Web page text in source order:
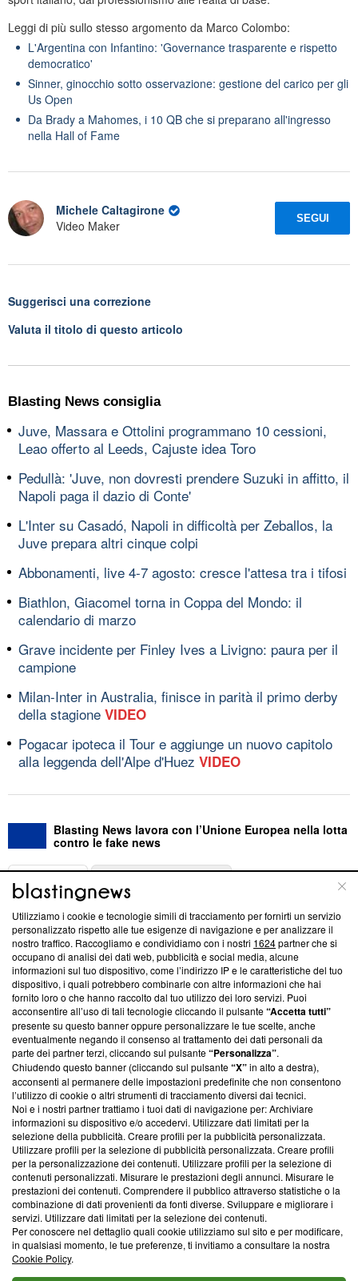
Leggi di più sullo stesso argomento da Marco Colombo:
L'Argentina con Infantino: 'Governance trasparente e rispetto
democratico'
Sinner, ginocchio sotto osservazione: gestione del carico per gli
Us Open
Da Brady a Mahomes, i 10 QB che si preparano all'ingresso
nella Hall of Fame
Michele Caltagirone
Video Maker
SEGUI
Suggerisci una correzione
Valuta il titolo di questo articolo
Blasting News consiglia
Juve, Massara e Ottolini programmano 10 cessioni,
Leao offerto al Leeds, Cajuste idea Toro
Pedullà: 'Juve, non dovresti prendere Suzuki in affitto, il
Napoli paga il dazio di Conte'
L'Inter su Casadó, Napoli in difficoltà per Zeballos, la
Juve prepara altri cinque colpi
Abbonamenti, live 4-7 agosto: cresce l'attesa tra i tifosi
Biathlon, Giacomel torna in Coppa del Mondo: il
calendario di marzo
Grave incidente per Finley Ives a Livigno: paura per il
campione
Milan-Inter in Australia, finisce in parità il primo derby
della stagione VIDEO
Pogacar ipoteca il Tour e aggiunge un nuovo capitolo
alla leggenda dell'Alpe d'Huez VIDEO
Blasting News lavora con l’Unione Europea nella lotta
contro le fake news
ABOUT
Questa sezione offre informazioni trasparenti su Blasting
News, sui nostri processi editoriali e su come ci impegniamo a
creare news di qualità. Inoltre, afferma la nostra aderenza a
‘Trust Project - News with Integrity’Blasting News non è
ancora membro del programma, ma ha richiesto di farne
parte; Trust Project non ha ancora effettuato una verifica di
conformità agli standard.
Su di noi
Team editoriale
Corporate
Redazione
Informativa Privacy
Cookie Policy
Blasting SA, IDI CHE-247.845.224, Via Carlo Frasca, 3 - 6900
Lugano (Svizzera) Tel:+39 0690258937
© 2026 Blasting News
Utilizziamo i cookie e tecnologie simili di tracciamento per fornirti un servizio
personalizzato rispetto alle tue esigenze di navigazione e per analizzare il
nostro traffico. Raccogliamo e condividiamo con i nostri 1624partner che si
occupano di analisi dei dati web, pubblicità e social media, alcune
informazioni sul tuo dispositivo, come l’indirizzo IP e le caratteristiche del tuo
dispositivo, i quali potrebbero combinarle con altre informazioni che hai
fornito loro o che hanno raccolto dal tuo utilizzo dei loro servizi. Puoi
acconsentire all’uso di tali tecnologie cliccando il pulsante“Accetta tutti”
presente su questo banner oppure personalizzare le tue scelte, anche
eventualmente negando il consenso al trattamento dei dati personali da
parte dei partner terzi, cliccando sul pulsante“Personalizza”.
Chiudendo questo banner (cliccando sul pulsante“X”in alto a destra),
acconsenti al permanere delle impostazioni predefinite che non consentono
l’utilizzo di cookie o altri strumenti di tracciamento diversi dai tecnici.
Noi e i nostri partner trattiamo i tuoi dati di navigazione per: Archiviare
informazioni su dispositivo e/o accedervi. Utilizzare dati limitati per la
selezione della pubblicità. Creare profili per la pubblicità personalizzata.
Utilizzare profili per la selezione di pubblicità personalizzata. Creare profili
per la personalizzazione dei contenuti. Utilizzare profili per la selezione di
contenuti personalizzati. Misurare le prestazioni degli annunci. Misurare le
prestazioni dei contenuti. Comprendere il pubblico attraverso statistiche o la
combinazione di dati provenienti da fonti diverse. Sviluppare e migliorare i
servizi. Utilizzare dati limitati per la selezione dei contenuti.
Per conoscere nel dettaglio quali cookie utilizziamo sul sito e per modificare,
in qualsiasi momento, le tue preferenze, ti invitiamo a consultare la nostra
Cookie Policy.